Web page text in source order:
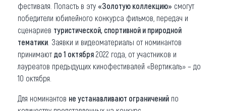
фестиваля. Попасть в эту «Золотую коллекцию» смогут
победители юбилейного конкурса фильмов, передач и
сценариев туристической, спортивной и природной
тематики . Заявки и видеоматериалы от номинантов
принимают до 1 октября 2022 года, от участников и
лауреатов предыдущих кинофестивалей «Вертикаль» – до
10 октября.
Для номинантов не устанавливают ограничений по